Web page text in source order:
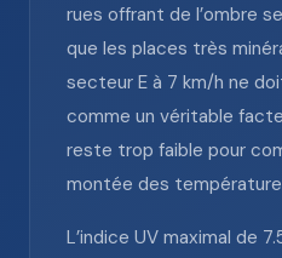
rues offrant de l’ombre
que les places très
secteur E à 7 km/h ne
comme un véritable
reste trop faible pour
montée des
L’indice UV maximal de